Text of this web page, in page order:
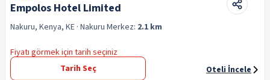
Empolos Hotel Limited
Nakuru, Kenya, KE · Nakuru Merkez: 2.1 km
Fiyatı görmek için tarih seçiniz
Tarih Seç
Oteli İncele